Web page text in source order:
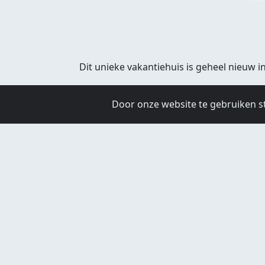
Dit unieke vakantiehuis is geheel nieuw
En kijk eens in de kast… daar zijn
Door onze website te gebruiken